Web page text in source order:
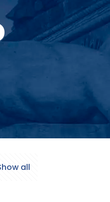
all